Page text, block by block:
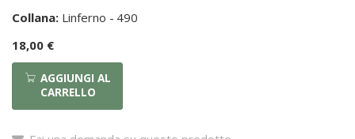
Collana: Linferno - 490
18,00 €
AGGIUNGI AL
CARRELLO